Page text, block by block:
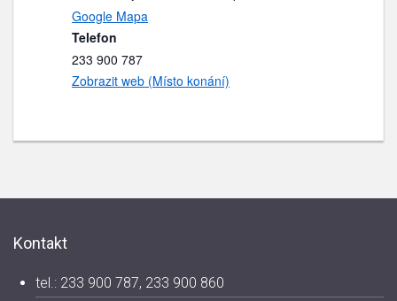
Google Mapa
Telefon
233 900 787
Zobrazit web (Místo konání)
Kontakt
tel.: 233 900 787, 233 900 860